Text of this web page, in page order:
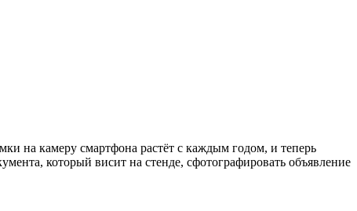
на камеру смартфона растёт с каждым годом, и теперь
который висит на стенде, сфотографировать объявление